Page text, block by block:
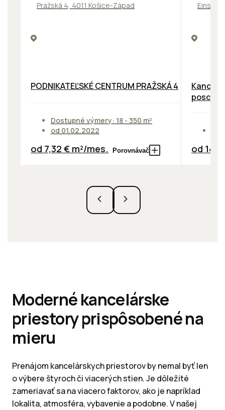
Pražská 4, 4011 Košice-Západ
PODNIKATEĽSKÉ CENTRUM PRAŽSKÁ 4
Dostupné výmery: 18 - 350 m²
od 01.02.2022
od 7,32 € m²/mes. Porovnávač od
Moderné kancelárske
priestory prispôsobené na
mieru
Prenájom kancelárskych priestorov by nemal byť len
o výbere štyroch či viacerých stien. Je dôležité
zameriavať sa na viacero faktorov, ako je napríklad
lokalita, atmosféra, vybavenie a podobne. V našej